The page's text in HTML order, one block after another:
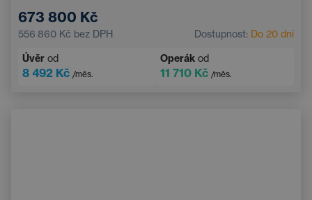
Klimatizace
673 800 Kč
556 860 Kč bez DPH Dostupnost: Do 20 dní
Úvěr od
8 492 Kč /měs.
Operák od
11 710 Kč /měs.